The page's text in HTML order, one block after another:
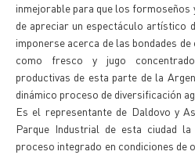
inmejorable para que los formoseños
de apreciar un espectáculo artístico
imponerse acerca de las bondades
como fresco y jugo
productivas de esta parte de la
dinámico proceso de diversificación
Es el representante de Daldovo y
Parque Industrial de esta ciudad
proceso integrado en condiciones de